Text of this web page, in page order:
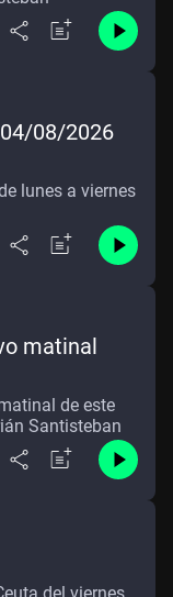
08/2026
lunes a viernes
matinal
de este
Santisteban